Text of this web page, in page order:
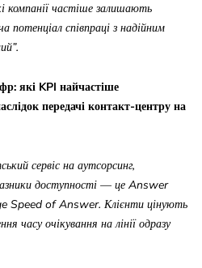
компанії частіше залишають
потенціал співпраці з надійним
”.
які KPI найчастіше
передачі контакт-центру на
сервіс на аутсорсинг,
доступності — це Answer
Speed of Answer. Клієнти цінують
часу очікування на лінії одразу